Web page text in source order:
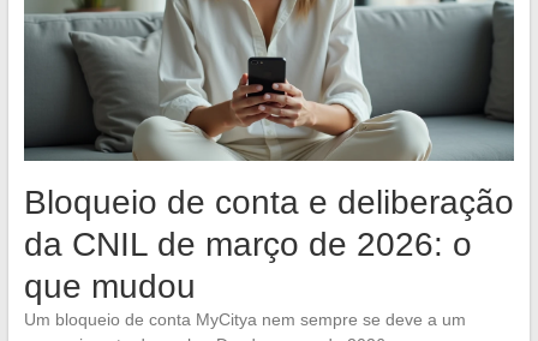
Bloqueio de conta e deliberação
da CNIL de março de 2026: o
que mudou
Um bloqueio de conta MyCitya nem sempre se deve a um